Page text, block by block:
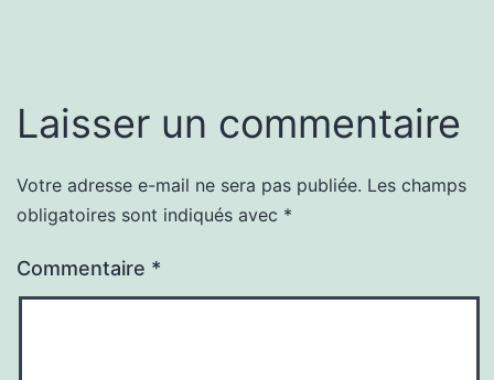
Laisser un commentaire
Votre adresse e-mail ne sera pas publiée. Les champs
obligatoires sont indiqués avec *
Commentaire *